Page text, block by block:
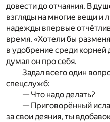
довести до отчаяния. В
взгляды на многие вещи и
надежды впервые
время. «Хотели бы
в удобрение среди
думал он про себя.
Задал всего один
спецслужб:
— Что надо делать?
— Приговорённый
за свои деяния, ты